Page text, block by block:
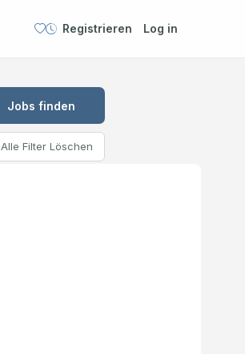
Registrieren Log in
Jobs finden
Alle Filter Löschen